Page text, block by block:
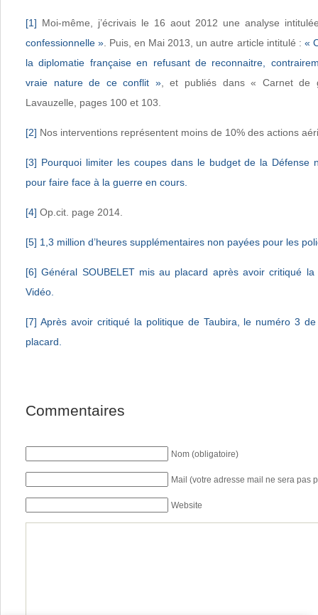
[1] Moi-même, j’écrivais le 16 aout 2012 une analyse
confessionnelle » . Puis, en Mai 2013, un autre article intitulé : «
la diplomatie française en refusant de reconnaitre,
vraie nature de ce conflit », et publiés dans « Carnet de
Lavauzelle, pages 100 et 103.
[2] Nos interventions représentent moins de 10% des actions
[3] Pourquoi limiter les coupes dans le budget de la Défense
pour faire face à la guerre en cours.
[4] Op.cit. page 2014.
[5] 1,3 million d’heures supplémentaires non payées pour les
[6] Général SOUBELET mis au placard après avoir critiqué
Vidéo.
[7] Après avoir critiqué la politique de Taubira, le numéro 3
placard.
Commentaires
Nom (obligatoire)
Mail (votre adresse mail ne sera pas
Website